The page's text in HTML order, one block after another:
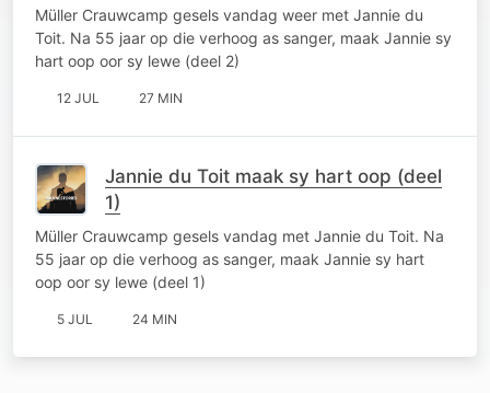
Müller Crauwcamp gesels vandag weer met Jannie du
Toit. Na 55 jaar op die verhoog as sanger, maak Jannie sy
hart oop oor sy lewe (deel 2)
12 JUL 27 MIN
Jannie du Toit maak sy hart oop (deel
1)
Müller Crauwcamp gesels vandag met Jannie du Toit. Na
55 jaar op die verhoog as sanger, maak Jannie sy hart
oop oor sy lewe (deel 1)
5 JUL 24 MIN